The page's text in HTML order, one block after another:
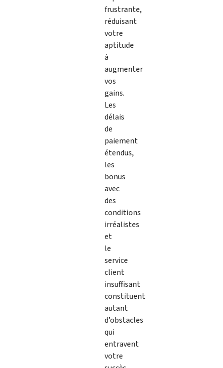
frustrante,
réduisant
votre
aptitude
à
augmenter
vos
gains.
Les
délais
de
paiement
étendus,
les
bonus
avec
des
conditions
irréalistes
et
le
service
client
insuffisant
constituent
autant
d’obstacles
qui
entravent
votre